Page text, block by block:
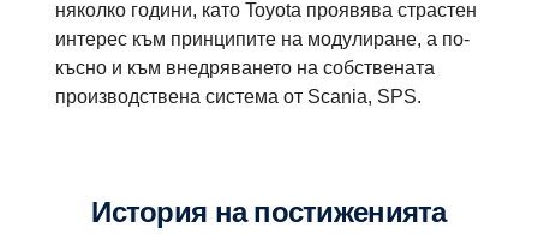
няколко години, като Toyota проявява страстен
интерес към принципите на модулиране, а по-
късно и към внедряването на собствената
производствена система от Scania, SPS.
История на постиженията